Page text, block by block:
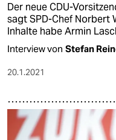
Der neue CDU-
sagt SPD-Chef Norbert
Inhalte habe Armin
Interview von Stefan
20.1.2021